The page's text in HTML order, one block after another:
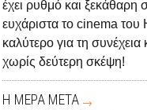
έχει ρυθμό και ξεκάθαρη
ευχάριστα το cinema
καλύτερο για τη
χωρίς δεύτερη σκέψη!
Η ΜΕΡΑ ΜΕΤΑ